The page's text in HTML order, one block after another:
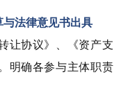
法律意见书出具
让协议》、《资产支
明确各参与主体职责